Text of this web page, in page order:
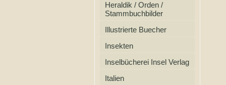
Heraldik / Orden /
Stammbuchbilder
Illustrierte Buecher
Insekten
Inselbücherei Insel Verlag
Italien